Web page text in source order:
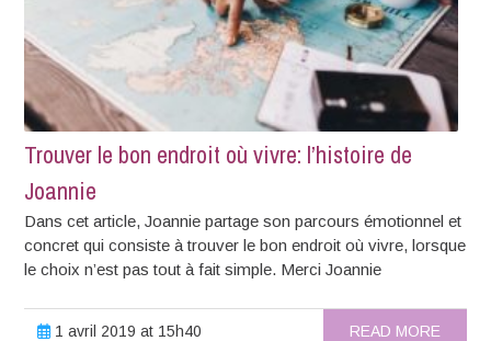
Trouver le bon endroit où vivre: l’histoire de
Joannie
Dans cet article, Joannie partage son parcours émotionnel et
concret qui consiste à trouver le bon endroit où vivre, lorsque
le choix n’est pas tout à fait simple. Merci Joannie
1 avril 2019 at 15h40 READ MORE